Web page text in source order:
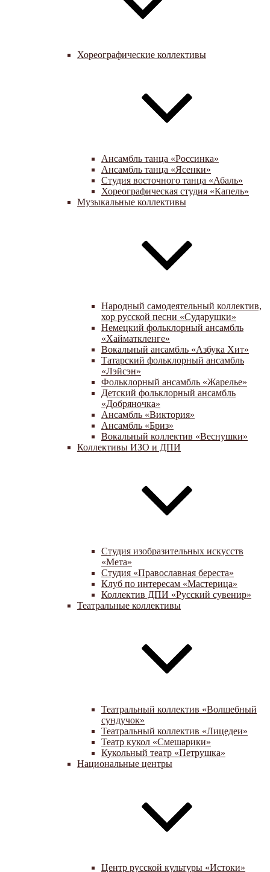
Хореографические коллективы
Ансамбль танца «Россинка»
Ансамбль танца «Ясенки»
Студия восточного танца «Абаль»
Хореографическая студия «Капель»
Музыкальные коллективы
Народный самодеятельный коллектив,
хор русской песни «Сударушки»
Немецкий фольклорный ансамбль
«Хайматкленге»
Вокальный ансамбль «Азбука Хит»
Татарский фольклорный ансамбль
«Лэйсэн»
Фольклорный ансамбль «Жарелье»
Детский фольклорный ансамбль
«Добряночка»
Ансамбль «Виктория»
Ансамбль «Бриз»
Вокальный коллектив «Веснушки»
Коллективы ИЗО и ДПИ
Студия изобразительных искусств
«Мета»
Студия «Православная береста»
Клуб по интересам «Мастерица»
Коллектив ДПИ «Русский сувенир»
Театральные коллективы
Театральный коллектив «Волшебный
сундучок»
Театральный коллектив «Лицедеи»
Театр кукол «Смешарики»
Кукольный театр «Петрушка»
Национальные центры
Центр русской культуры «Истоки»